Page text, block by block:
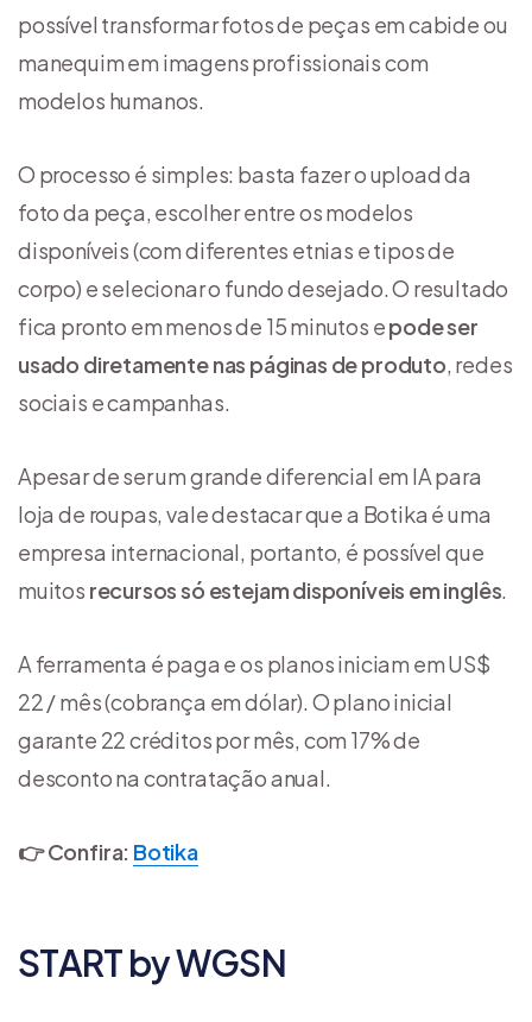
possível transformar fotos de peças em cabide ou
manequim em imagens profissionais com
modelos humanos.
O processo é simples: basta fazer o upload da
foto da peça, escolher entre os modelos
disponíveis (com diferentes etnias e tipos de
corpo) e selecionar o fundo desejado. O resultado
fica pronto em menos de 15 minutos epode ser
usado diretamente nas páginas de produto, redes
sociais e campanhas.
Apesar de ser um grande diferencial em IA para
loja de roupas, vale destacar que a Botika é uma
empresa internacional, portanto, é possível que
muitos recursos só estejam disponíveis em inglês.
A ferramenta é paga e os planos iniciam em US$
22 / mês (cobrança em dólar). O plano inicial
garante 22 créditos por mês, com 17% de
desconto na contratação anual.
👉 Confira: Botika
START by WGSN